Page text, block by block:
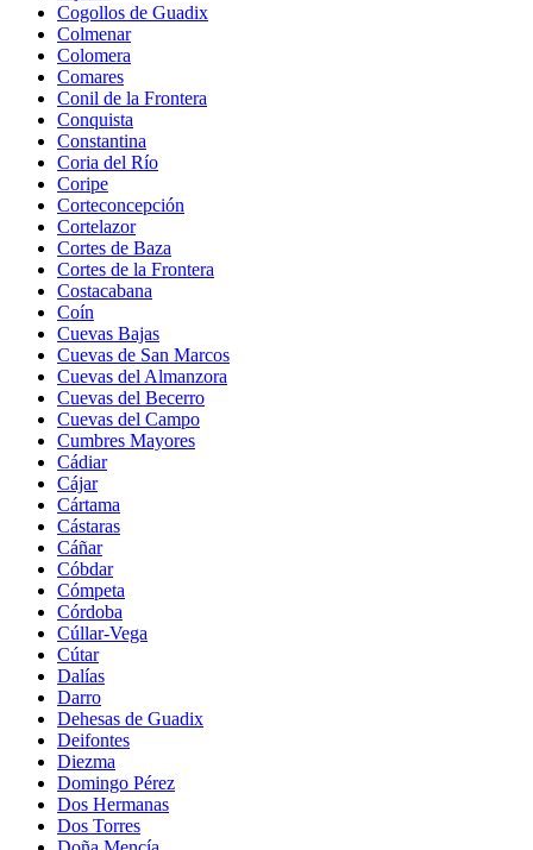
Cogollos de Guadix
Colmenar
Colomera
Comares
Conil de la Frontera
Conquista
Constantina
Coria del Río
Coripe
Corteconcepción
Cortelazor
Cortes de Baza
Cortes de la Frontera
Costacabana
Coín
Cuevas Bajas
Cuevas de San Marcos
Cuevas del Almanzora
Cuevas del Becerro
Cuevas del Campo
Cumbres Mayores
Cádiar
Cájar
Cártama
Cástaras
Cáñar
Cóbdar
Cómpeta
Córdoba
Cúllar-Vega
Cútar
Dalías
Darro
Dehesas de Guadix
Deifontes
Diezma
Domingo Pérez
Dos Hermanas
Dos Torres